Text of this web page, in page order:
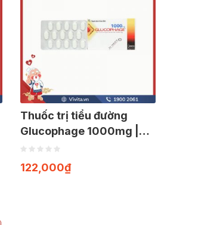
Thuốc trị tiểu đường
Glucophage 1000mg |
Hộp 30 viên
122,000₫